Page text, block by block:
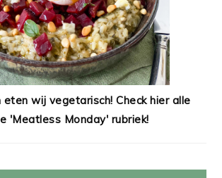
eten wij vegetarisch! Check hier alle
'Meatless Monday' rubriek!